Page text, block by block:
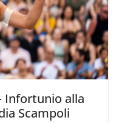
Infortunio alla
Scampoli